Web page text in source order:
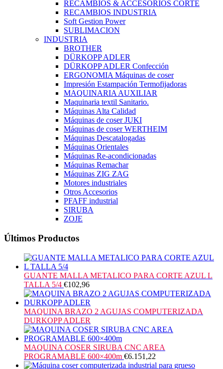
RECAMBIOS & ACCESORIOS CORTE
RECAMBIOS INDUSTRIA
Soft Gestion Power
SUBLIMACION
INDUSTRIA
BROTHER
DÜRKOPP ADLER
DÜRKOPP ADLER Confección
ERGONOMIA Máquinas de coser
Impresión Estampación Termofijadoras
MAQUINARIA AUXILIAR
Maquinaria textil Sanitario.
Máquinas Alta Calidad
Máquinas de coser JUKI
Máquinas de coser WERTHEIM
Máquinas Descatalogadas
Máquinas Orientales
Máquinas Re-acondicionadas
Máquinas Remachar
Máquinas ZIG ZAG
Motores industriales
Otros Accesorios
PFAFF industrial
SIRUBA
ZOJE
Últimos Productos
GUANTE MALLA METALICO PARA CORTE AZUL L
TALLA 5/4 €102,96
MAQUINA BRAZO 2 AGUJAS COMPUTERIZADA
DURKOPP ADLER
MAQUINA COSER SIRUBA CNC AREA
PROGRAMABLE 600×400m €6.151,22